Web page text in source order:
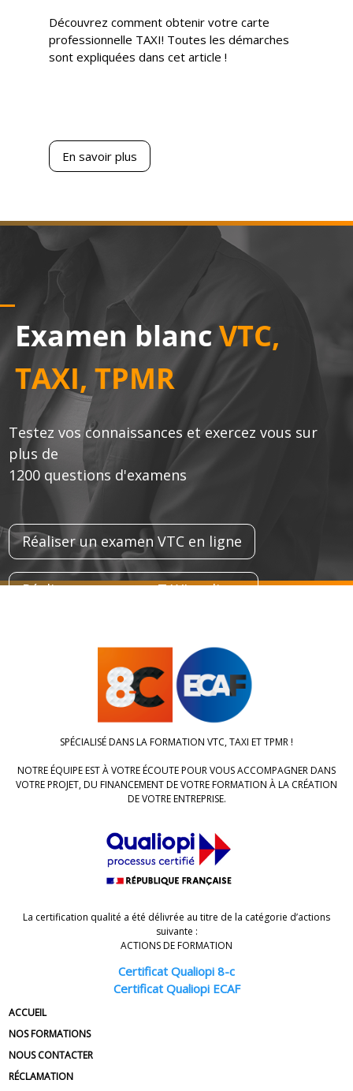
Découvrez comment obtenir votre carte
professionnelle TAXI! Toutes les démarches
sont expliquées dans cet article !
En savoir plus
Examen blancVTC,
TAXI, TPMR
Testez vos connaissances et exercez vous sur
plus de
1200 questions d'examens
Réaliser un examen VTC en ligne
Réaliser un examen TAXI en ligne
SPÉCIALISÉ DANS LA FORMATION VTC, TAXI ET TPMR !
NOTRE ÉQUIPE EST À VOTRE ÉCOUTE POUR VOUS ACCOMPAGNER DANS
VOTRE PROJET, DU FINANCEMENT DE VOTRE FORMATION À LA CRÉATION
DE VOTRE ENTREPRISE.
La certification qualité a été délivrée au titre de la catégorie d’actions
suivante :
ACTIONS DE FORMATION
Certificat Qualiopi 8-c
Certificat Qualiopi ECAF
ACCUEIL
NOS FORMATIONS
NOUS CONTACTER
RÉCLAMATION